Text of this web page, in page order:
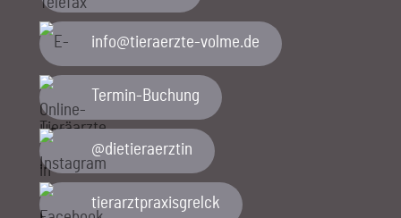
ed.emlov-etzreareit@ofni
Termin-Buchung
@dietieraerztin
tierarztpraxisgrelck